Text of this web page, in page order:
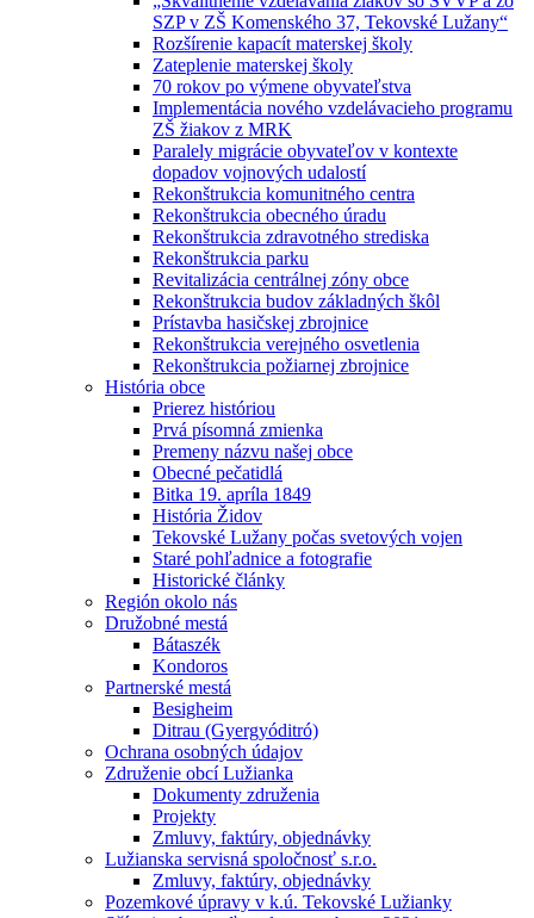
SZP v ZŠ Komenského 37, Tekovské Lužany“
Rozšírenie kapacít materskej školy
Zateplenie materskej školy
70 rokov po výmene obyvateľstva
Implementácia nového vzdelávacieho programu
ZŠ žiakov z MRK
Paralely migrácie obyvateľov v kontexte
dopadov vojnových udalostí
Rekonštrukcia komunitného centra
Rekonštrukcia obecného úradu
Rekonštrukcia zdravotného strediska
Rekonštrukcia parku
Revitalizácia centrálnej zóny obce
Rekonštrukcia budov základných škôl
Prístavba hasičskej zbrojnice
Rekonštrukcia verejného osvetlenia
Rekonštrukcia požiarnej zbrojnice
História obce
Prierez históriou
Prvá písomná zmienka
Premeny názvu našej obce
Obecné pečatidlá
Bitka 19. apríla 1849
História Židov
Tekovské Lužany počas svetových vojen
Staré pohľadnice a fotografie
Historické články
Región okolo nás
Družobné mestá
Bátaszék
Kondoros
Partnerské mestá
Besigheim
Ditrau (Gyergyóditró)
Ochrana osobných údajov
Združenie obcí Lužianka
Dokumenty združenia
Projekty
Zmluvy, faktúry, objednávky
Lužianska servisná spoločnosť s.r.o.
Zmluvy, faktúry, objednávky
Pozemkové úpravy v k.ú. Tekovské Lužianky